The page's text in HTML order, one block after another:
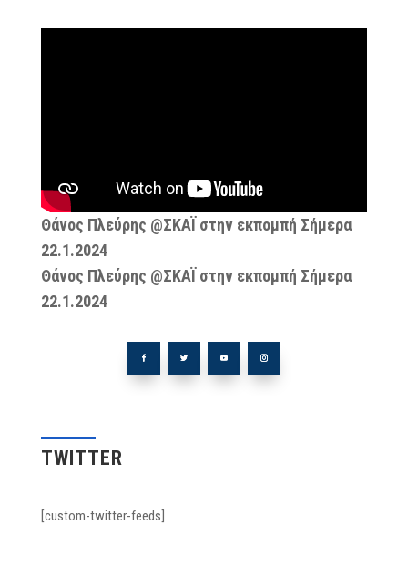
Θάνος Πλεύρης @ΣΚΑΪ στην εκπομπή Σήμερα
22.1.2024
Θάνος Πλεύρης @ΣΚΑΪ στην εκπομπή Σήμερα
22.1.2024
TWITTER
[custom-twitter-feeds]